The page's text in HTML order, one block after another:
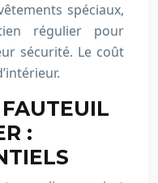
spéciaux,
régulier pour
sécurité. Le coût
: